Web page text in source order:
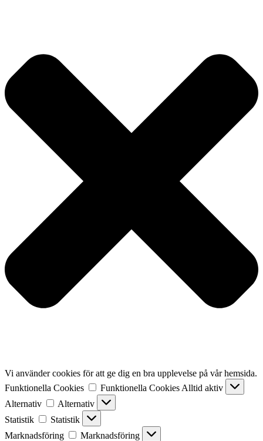
Vi använder cookies för att ge dig en bra upplevelse på vår hemsida.
Funktionella Cookies
Funktionella Cookies Alltid aktiv
Alternativ
Alternativ
Statistik
Statistik
Marknadsföring
Marknadsföring